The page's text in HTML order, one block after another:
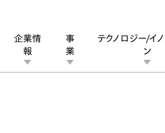
企業情
報
事
業
テクノロジー/イ
ン
ン
ジェット機の製品化を決定